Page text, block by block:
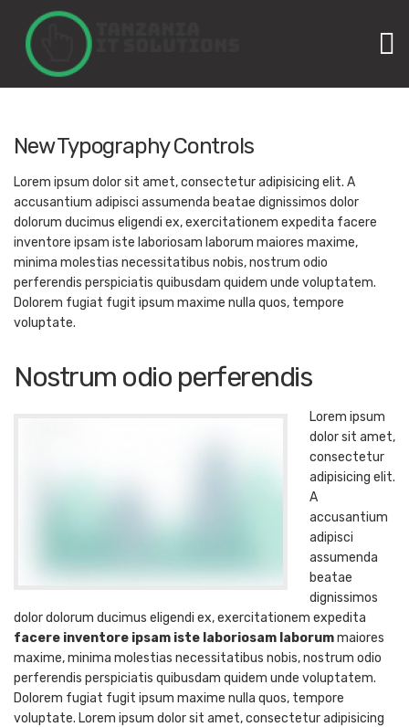
New Typography Controls
Lorem ipsum dolor sit amet, consectetur adipisicing elit. A
accusantium adipisci assumenda beatae dignissimos dolor
dolorum ducimus eligendi ex, exercitationem expedita facere
inventore ipsam iste laboriosam laborum maiores maxime,
minima molestias necessitatibus nobis, nostrum odio
perferendis perspiciatis quibusdam quidem unde voluptatem.
Dolorem fugiat fugit ipsum maxime nulla quos, tempore
voluptate.
Nostrum odio perferendis
Lorem ipsum
dolor sit amet,
consectetur
adipisicing elit.
A
accusantium
adipisci
assumenda
beatae
dignissimos
dolor dolorum ducimus eligendi ex, exercitationem expedita
facere inventore ipsam iste laboriosam laborummaiores
maxime, minima molestias necessitatibus nobis, nostrum odio
perferendis perspiciatis quibusdam quidem unde voluptatem.
Dolorem fugiat fugit ipsum maxime nulla quos, tempore
voluptate. Lorem ipsum dolor sit amet, consectetur adipisicing